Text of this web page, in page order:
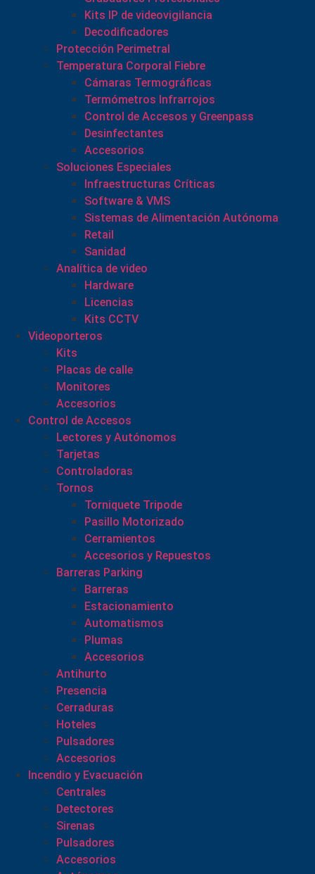
Kits IP de videovigilancia
Decodificadores
Protección Perimetral
Temperatura Corporal Fiebre
Cámaras Termográficas
Termómetros Infrarrojos
Control de Accesos y Greenpass
Desinfectantes
Accesorios
Soluciones Especiales
Infraestructuras Críticas
Software & VMS
Sistemas de Alimentación Autónoma
Retail
Sanidad
Analítica de video
Hardware
Licencias
Kits CCTV
Videoporteros
Kits
Placas de calle
Monitores
Accesorios
Control de Accesos
Lectores y Autónomos
Tarjetas
Controladoras
Tornos
Torniquete Tripode
Pasillo Motorizado
Cerramientos
Accesorios y Repuestos
Barreras Parking
Barreras
Estacionamiento
Automatismos
Plumas
Accesorios
Antihurto
Presencia
Cerraduras
Hoteles
Pulsadores
Accesorios
Incendio y Evacuación
Centrales
Detectores
Sirenas
Pulsadores
Accesorios